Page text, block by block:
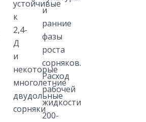
устойчивые
к
2,4-
Д
и
некоторые
многолетние
двудольные
сорняки
и
ранние
фазы
роста
сорняков.
Расход
рабочей
жидкости
200-